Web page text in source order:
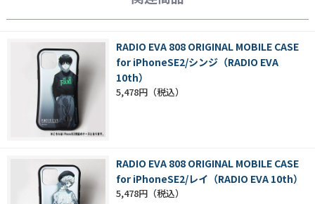
RADIO EVA 808 ORIGINAL MOBILE CASE
for iPhoneSE2/シンジ（RADIO EVA
10th）
5,478円
RADIO EVA 808 ORIGINAL MOBILE CASE
for iPhoneSE2/レイ（RADIO EVA 10th）
5,478円